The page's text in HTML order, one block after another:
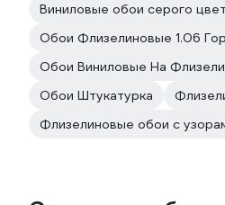
Виниловые обои серого
Обои Флизелиновые 1.06
Обои Виниловые На
Обои Штукатурка
Флизелиновые обои с